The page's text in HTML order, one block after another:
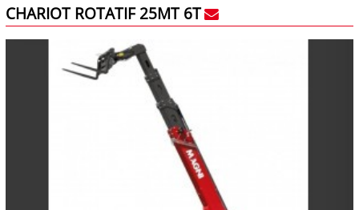
CHARIOT ROTATIF 25MT 6T